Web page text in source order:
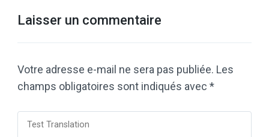
Laisser un commentaire
Votre adresse e-mail ne sera pas publiée. Les
champs obligatoires sont indiqués avec *